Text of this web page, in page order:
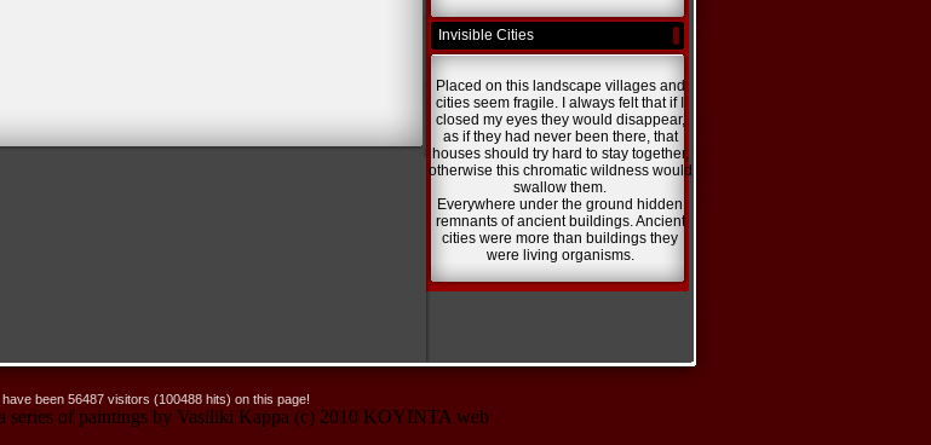
Invisible Cities
Placed on this landscape villages and
cities seem fragile. I always felt that if I
closed my eyes they would disappear,
as if they had never been there, that
houses should try hard to stay together,
otherwise this chromatic wildness would
swallow them.
Everywhere under the ground hidden
remnants of ancient buildings. Ancient
cities were more than buildings they
were living organisms.
been 56487 visitors (100488 hits) on this page!
series of paintings by Vasiliki Kappa (c) 2010 KOYINTA web